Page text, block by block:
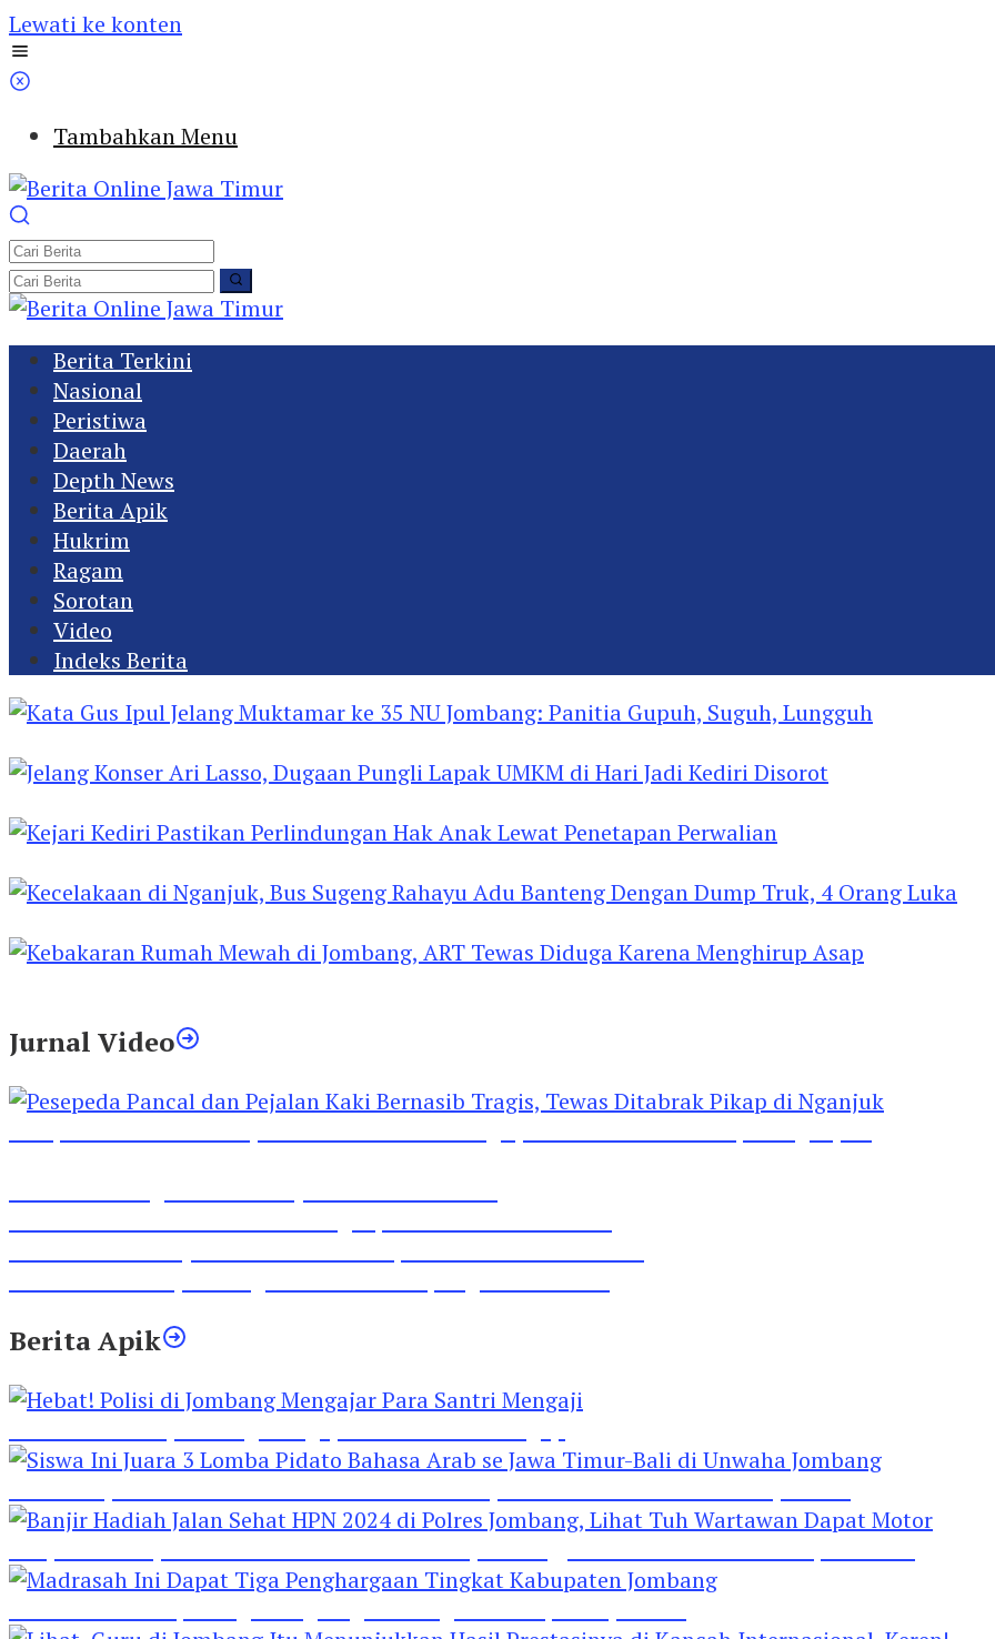
Lewati ke konten
Tambahkan Menu
Berita Terkini
Nasional
Peristiwa
Daerah
Depth News
Berita Apik
Hukrim
Ragam
Sorotan
Video
Indeks Berita
Jurnal Video
Berita Apik